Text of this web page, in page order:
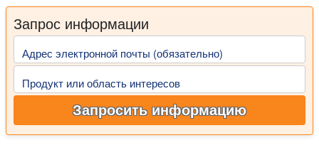
Запрос информации
Адрес электронной почты (обязательно)
Продукт или область интересов
Запросить информацию